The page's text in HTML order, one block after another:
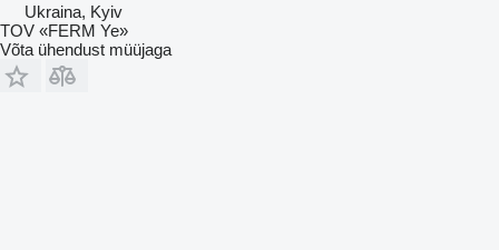
Ukraina, Kyiv
TOV «FERM Ye»
Võta ühendust müüjaga